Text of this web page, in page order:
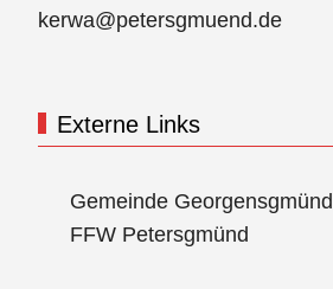
kerwa@petersgmuend.de
Externe Links
Gemeinde Georgensgmünd
FFW Petersgmünd